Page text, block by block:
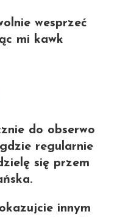
wesprzeć
mi kawk
do obserwo
regularnie
się przem
innym